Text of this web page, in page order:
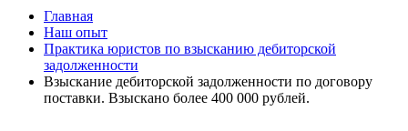
Главная
Наш опыт
Практика юристов по взысканию дебиторской
задолженности
Взыскание дебиторской задолженности по договору
поставки. Взыскано более 400 000 рублей.